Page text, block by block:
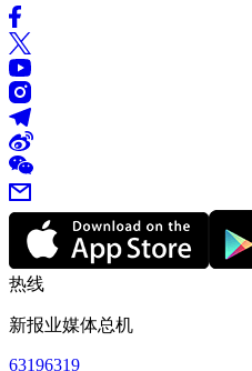
热线
新报业媒体总机
63196319